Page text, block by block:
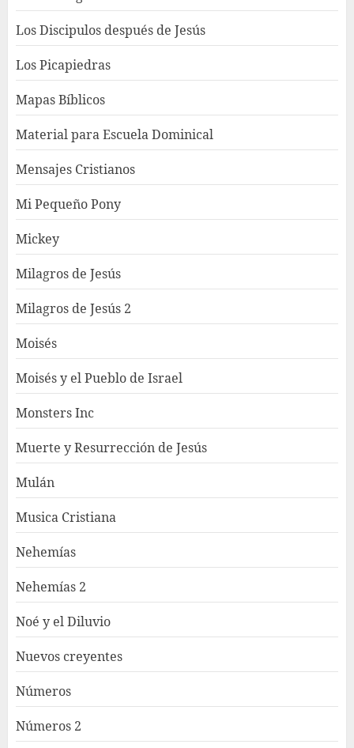
Los Discipulos después de Jesús
Los Picapiedras
Mapas Bíblicos
Material para Escuela Dominical
Mensajes Cristianos
Mi Pequeño Pony
Mickey
Milagros de Jesús
Milagros de Jesús 2
Moisés
Moisés y el Pueblo de Israel
Monsters Inc
Muerte y Resurrección de Jesús
Mulán
Musica Cristiana
Nehemías
Nehemías 2
Noé y el Diluvio
Nuevos creyentes
Números
Números 2